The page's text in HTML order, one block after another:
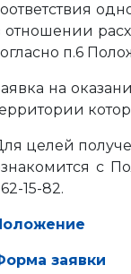
отношении
п.6
на
целей
с
15-82.
заявки